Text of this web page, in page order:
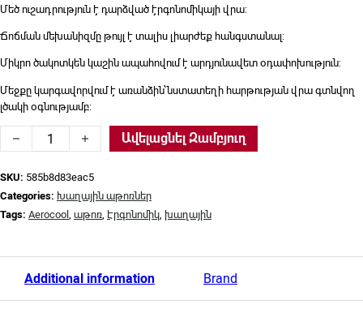
Մեծ ուշադրություն է դարձված էրգոնոմիկայի վրա:
Ճոճման մեխանիզմը թույլ է տալիս լիարժեք հանգստանալ:
Միկրո ծակոտկեն կաշին ապահովում է արդյունավետ օդափոխություն:
Մեջքը կարգավորվում է առանձին՝նստատեղի հարթության վրա գտնվող
լծակի օգնությամբ:
Խաղային աթոռ Aerocool, Admiral - Smoky Black quantity
Ավելացնել Զամբյուղ
SKU: 585b8d83eac5
Categories: Խաղային աթոռներ
Tags: Aerocool , աթոռ, Էրգոնոմիկ, խաղային
Additional information Brand